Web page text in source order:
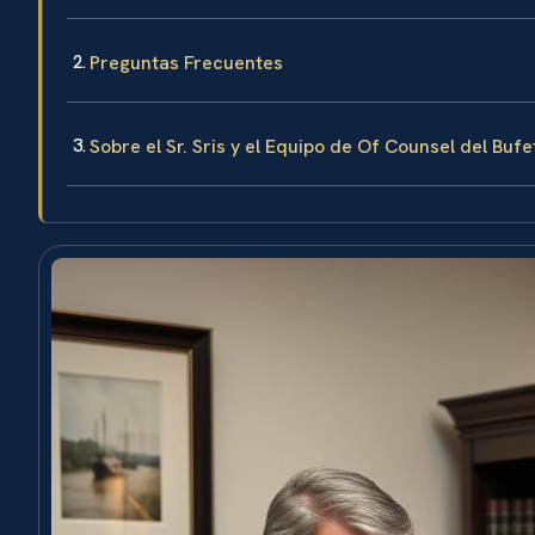
Preguntas Frecuentes
Sobre el Sr. Sris y el Equipo de Of Counsel del